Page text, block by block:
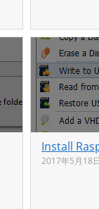
Install
2017年5月18